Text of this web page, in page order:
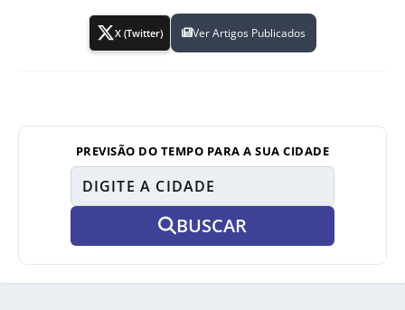
X (Twitter) Ver Artigos Publicados
PREVISÃO DO TEMPO PARA A SUA CIDADE
BUSCAR